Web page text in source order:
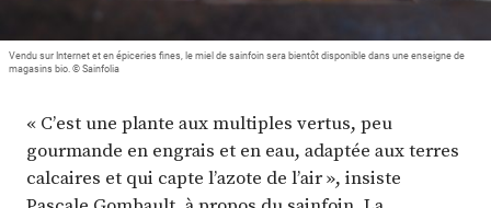
Vendu sur Internet et en épiceries fines, le miel de sainfoin sera bientôt disponible dans une enseigne de
magasins bio. © Sainfolia
« C’est une plante aux multiples vertus, peu
gourmande en engrais et en eau, adaptée aux terres
calcaires et qui capte l’azote de l’air », insiste